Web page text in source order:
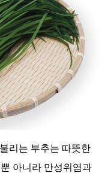
리는 부추는 따뜻한
아니라 만성위염과